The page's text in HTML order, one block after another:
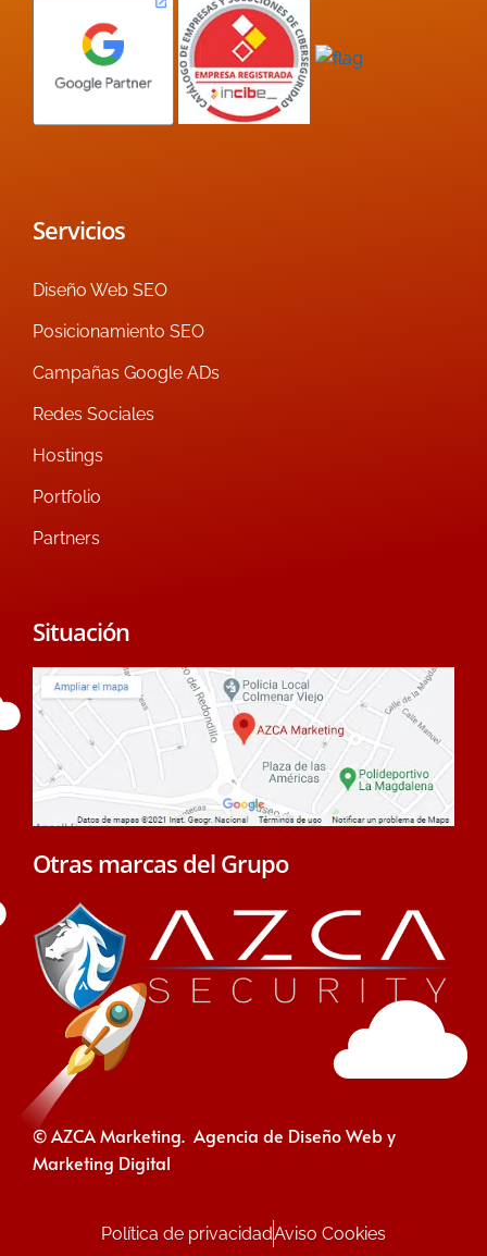
Servicios
Diseño Web SEO
Posicionamiento SEO
Campañas Google ADs
Redes Sociales
Hostings
Portfolio
Partners
Situación
Otras marcas del Grupo
© AZCA Marketing. Agencia de Diseño Web y
Marketing Digital
Política de privacidadAviso Cookies